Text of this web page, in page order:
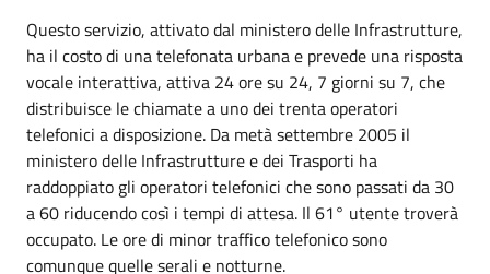
Questo servizio, attivato dal ministero delle Infrastrutture,
ha il costo di una telefonata urbana e prevede una risposta
vocale interattiva, attiva 24 ore su 24, 7 giorni su 7, che
distribuisce le chiamate a uno dei trenta operatori
telefonici a disposizione. Da metà settembre 2005 il
ministero delle Infrastrutture e dei Trasporti ha
raddoppiato gli operatori telefonici che sono passati da 30
a 60 riducendo così i tempi di attesa. Il 61° utente troverà
occupato. Le ore di minor traffico telefonico sono
comunque quelle serali e notturne.